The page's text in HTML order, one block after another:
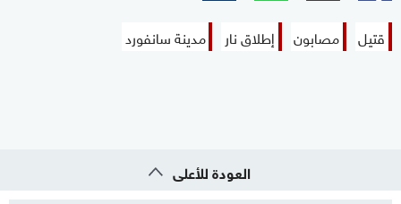
قتيل مصابون إطلاق نار مدينة سانفورد
العودة للأعلى